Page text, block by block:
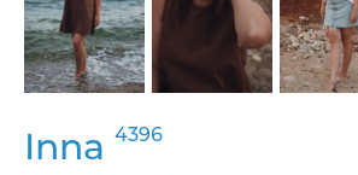
Inna 4396